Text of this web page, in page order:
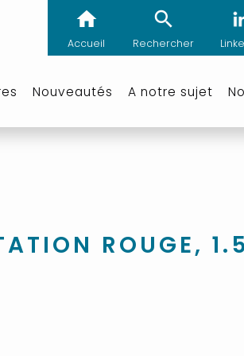
Accueil Rechercher
Nouveautés A notre sujet
ROUGE,